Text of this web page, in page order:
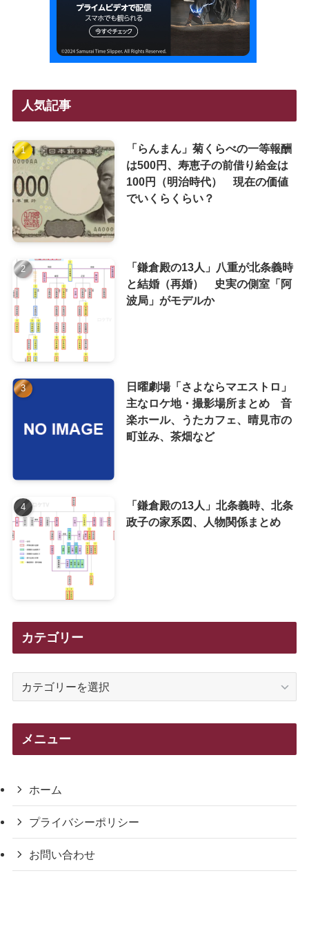
人気記事
「らんまん」菊くらべの一等報酬
は500円、寿恵子の前借り給金は
100円（明治時代） 現在の価値
でいくらくらい？
「鎌倉殿の13人」八重が北条義時
と結婚（再婚） 史実の側室「阿
波局」がモデルか
日曜劇場「さよならマエストロ」
主なロケ地・撮影場所まとめ 音
楽ホール、うたカフェ、晴見市の
町並み、茶畑など
「鎌倉殿の13人」北条義時、北条
政子の家系図、人物関係まとめ
カテゴリー
メニュー
ホーム
プライバシーポリシー
お問い合わせ